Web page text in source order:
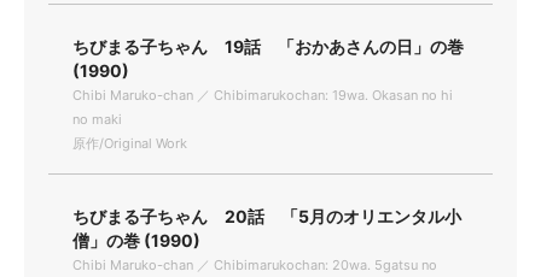
ちびまる子ちゃん 19話 「おかあさんの日」の巻
(1990)
Chibi Maruko-chan ／ Chibimarukochan: 19wa. Okasan no hi
no maki
原作/Original Work
ちびまる子ちゃん 20話 「5月のオリエンタル小
僧」の巻 (1990)
Chibi Maruko-chan ／ Chibimarukochan: 20wa. 5gatsu no